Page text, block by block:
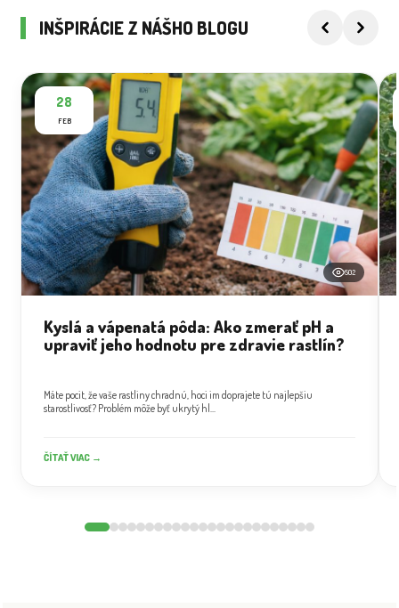
INŠPIRÁCIE Z NÁŠHO BLOGU
28
FEB
502
Kyslá a vápenatá pôda: Ako zmerať pH a
upraviť jeho hodnotu pre zdravie rastlín?
Máte pocit, že vaše rastliny chradnú, hoci im doprajete tú najlepšiu
starostlivosť? Problém môže byť ukrytý hl...
ČÍTAŤ VIAC →